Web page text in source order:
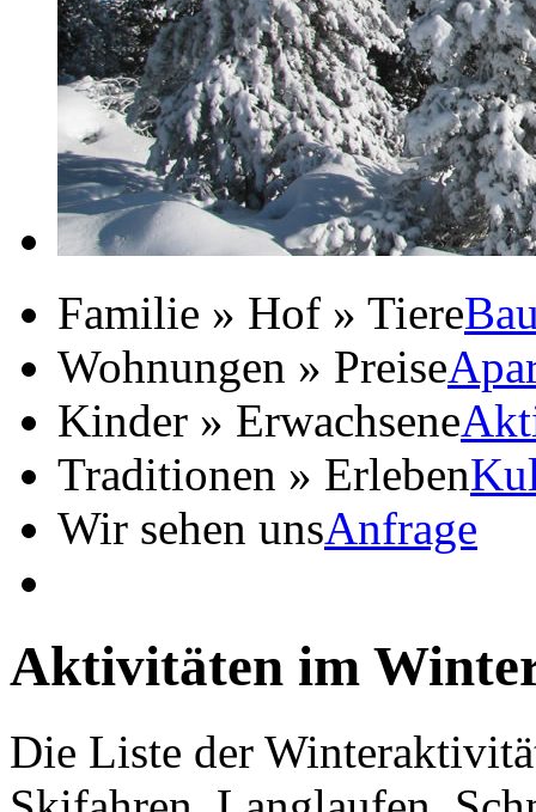
Familie » Hof » Tiere
Wohnungen » Preise
Kinder » Erwachsene
Traditionen » Erleben
Wir sehen unsAnfrage
Aktivitäten im
Die Liste der